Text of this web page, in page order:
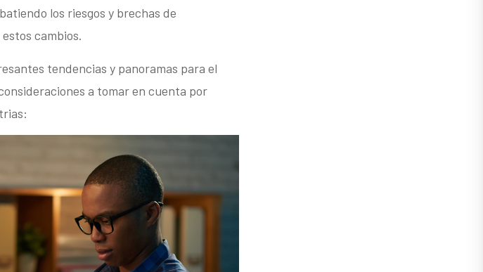
los riesgos y brechas de
cambios.
tendencias y panoramas para el
a tomar en cuenta por